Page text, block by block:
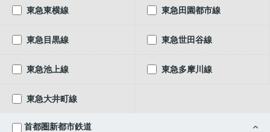
東急東横線 東急田園都市線
東急目黒線 東急世田谷線
東急池上線 東急多摩川線
東急大井町線
首都圏新都市鉄道